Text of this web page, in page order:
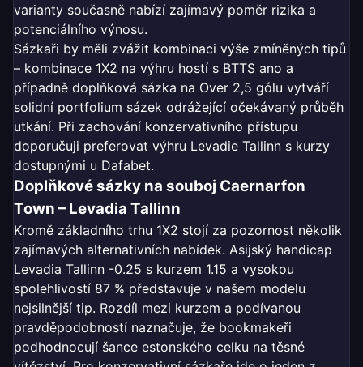
varianty současně nabízí zajímavý poměr rizika a
potenciálního výnosu.
Sázkaři by měli zvážit kombinaci výše zmíněných tipů
– kombinace 1X2 na výhru hostí s BTTS ano a
případně doplňková sázka na Over 2,5 gólu vytváří
solidní portfolium sázek odrážející očekávaný průběh
utkání. Při zachování konzervativního přístupu
doporučuji preferovat výhru Levadie Tallinn s kurzy
dostupnými u Dafabet.
Doplňkové sázky na souboj Caernarfon
Town – Levadia Tallinn
Kromě základního trhu 1X2 stojí za pozornost několik
zajímavých alternativních nabídek. Asijský handicap
Levadia Tallinn -0.25 s kurzem 1.15 a vysokou
spolehlivostí 87 % představuje v našem modelu
nejsilnější tip. Rozdíl mezi kurzem a podívanou
pravděpodobností naznačuje, že bookmakeři
podhodnocují šance estonského celku na těsné